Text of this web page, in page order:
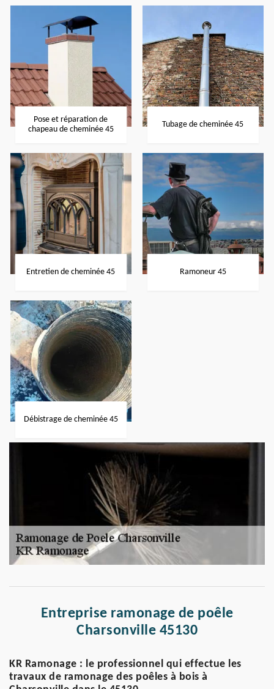
Pose et réparation de
chapeau de cheminée 45
Tubage de cheminée 45
Entretien de cheminée 45 Ramoneur 45
Débistrage de cheminée 45
Entreprise ramonage de poêle
Charsonville 45130
KR Ramonage : le professionnel qui effectue les
travaux de ramonage des poêles à bois à